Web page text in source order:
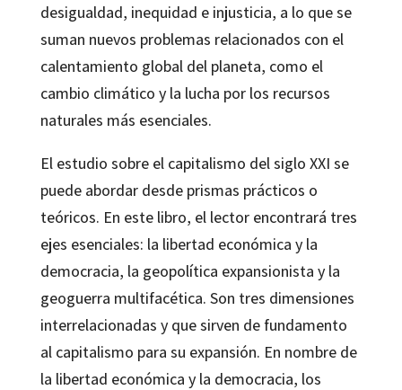
desigualdad, inequidad e injusticia, a lo que se
suman nuevos problemas relacionados con el
calentamiento global del planeta, como el
cambio climático y la lucha por los recursos
naturales más esenciales.
El estudio sobre el capitalismo del siglo XXI se
puede abordar desde prismas prácticos o
teóricos. En este libro, el lector encontrará tres
ejes esenciales: la libertad económica y la
democracia, la geopolítica expansionista y la
geoguerra multifacética. Son tres dimensiones
interrelacionadas y que sirven de fundamento
al capitalismo para su expansión. En nombre de
la libertad económica y la democracia, los